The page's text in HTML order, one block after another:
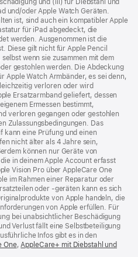
und/oder Apple Watch Geräten.
ist, sind auch ein kompatibler Apple
für iPad abgedeckt, die
werden. Ausgenommen ist die
Diese gilt nicht für Apple Pencil
wenn sie zusammen mit dem
gestohlen werden. Die Abdeckung
Apple Watch Armbänder, es sei denn,
verloren oder wird
Ersatzarmband geliefert, dessen
Ermessen bestimmt,
verloren gegangen oder gestohlen
Zulassungsbedingungen. Das
kann eine Prüfung und einen
nicht älter als 4 Jahre sein,
können nur Geräte von
in deinem Apple Account erfasst
Vision Pro über AppleCare One
im Rahmen einer Reparatur oder
oder ‑geräten kann es sich
von Apple handeln, die
von Apple erfüllen. Für
bei unabsichtlicher Beschädigung
Verlust fällt eine Selbstbeteiligung
Infos gibt es in den
One(Öffnet
, AppleCare+ mit Diebstahl und